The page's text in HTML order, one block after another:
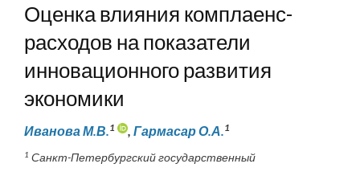
Оценка влияния комплаенс-
расходов на показатели
инновационного развития
экономики
Иванова М.В.1 , Гармасар О.А.1
1 Санкт-Петербургский государственный